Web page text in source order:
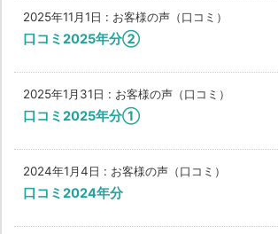
2025年11月1日 : お客様の声（口コミ）
口コミ2025年分②
2025年1月31日 : お客様の声（口コミ）
口コミ2025年分①
2024年1月4日 : お客様の声（口コミ）
口コミ2024年分